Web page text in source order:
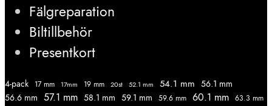
Fälgreparation
Biltillbehör
Presentkort
4-pack 17 mm 17mm 19 mm 20st 52.1 mm 54.1 mm 56.1 mm
56.6 mm 57.1 mm 58.1 mm 59.1 mm 59.6 mm 60.1 mm 63.3 mm